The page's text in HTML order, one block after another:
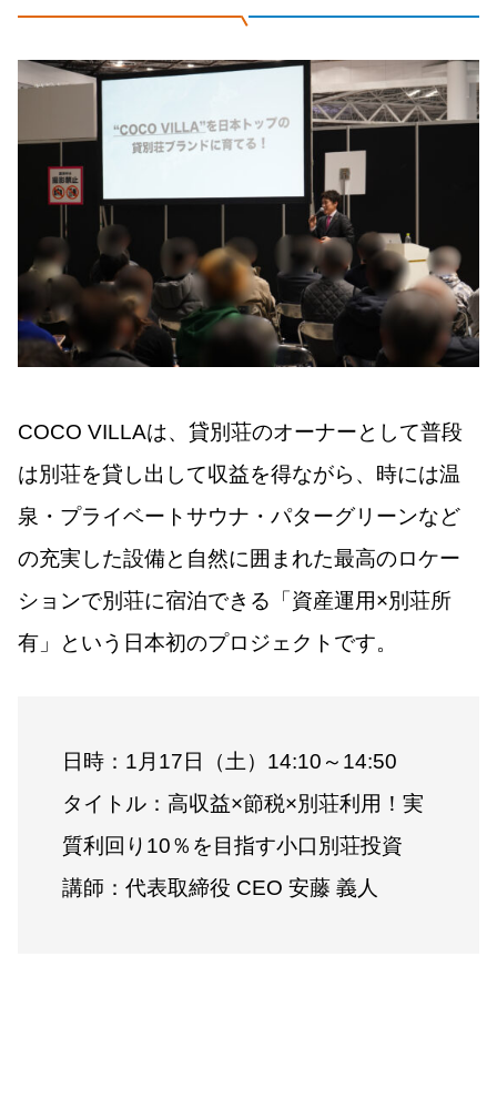
COCO VILLAは、貸別荘のオーナーとして普段
は別荘を貸し出して収益を得ながら、時には温
泉・プライベートサウナ・パターグリーンなど
の充実した設備と自然に囲まれた最高のロケー
ションで別荘に宿泊できる「資産運用×別荘所
有」という日本初のプロジェクトです。
日時：1月17日（土）14:10～14:50
タイトル：高収益×節税×別荘利用！実
質利回り10％を目指す小口別荘投資
講師：代表取締役 CEO 安藤 義人